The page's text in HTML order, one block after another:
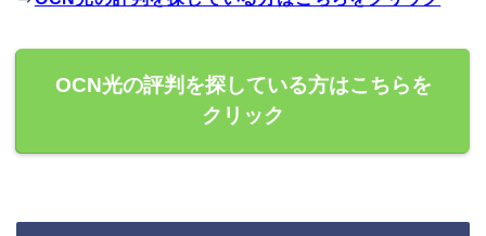
OCN光の評判を探している方はこちらを
クリック